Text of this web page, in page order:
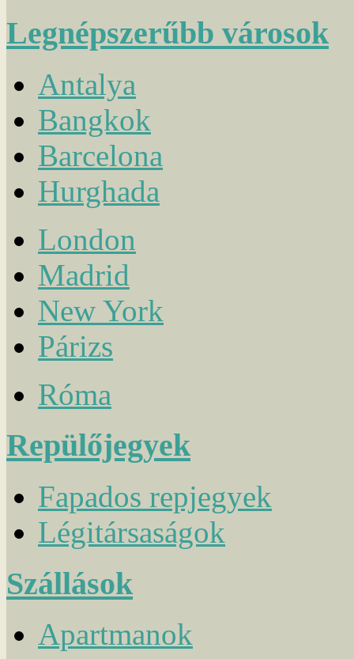
Legnépszerűbb városok
Antalya
Bangkok
Barcelona
Hurghada
London
Madrid
New York
Párizs
Róma
Repülőjegyek
Fapados repjegyek
Légitársaságok
Szállások
Apartmanok